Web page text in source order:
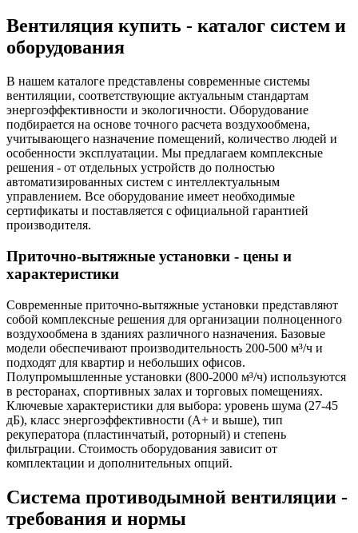
Вентиляция купить - каталог систем и
оборудования
В нашем каталоге представлены современные системы
вентиляции, соответствующие актуальным стандартам
энергоэффективности и экологичности. Оборудование
подбирается на основе точного расчета воздухообмена,
учитывающего назначение помещений, количество людей и
особенности эксплуатации. Мы предлагаем комплексные
решения - от отдельных устройств до полностью
автоматизированных систем с интеллектуальным
управлением. Все оборудование имеет необходимые
сертификаты и поставляется с официальной гарантией
производителя.
Приточно-вытяжные установки - цены и
характеристики
Современные приточно-вытяжные установки представляют
собой комплексные решения для организации полноценного
воздухообмена в зданиях различного назначения. Базовые
модели обеспечивают производительность 200-500 м³/ч и
подходят для квартир и небольших офисов.
Полупромышленные установки (800-2000 м³/ч) используются
в ресторанах, спортивных залах и торговых помещениях.
Ключевые характеристики для выбора: уровень шума (27-45
дБ), класс энергоэффективности (А+ и выше), тип
рекуператора (пластинчатый, роторный) и степень
фильтрации. Стоимость оборудования зависит от
комплектации и дополнительных опций.
Система противодымной вентиляции -
требования и нормы